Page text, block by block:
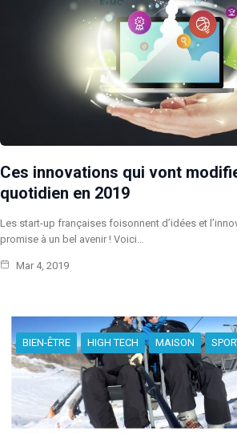
Ces innovations qui vont
quotidien en 2019
Les start-up françaises foisonnent d’idées et
promise à un bel avenir ! Voici…
Mar 4, 2019
BIEN-ÊTRE HIGH TECH MAISON